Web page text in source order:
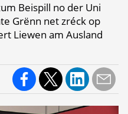
Beispill no der Uni
Grënn net zréck op
Liewen am Ausland